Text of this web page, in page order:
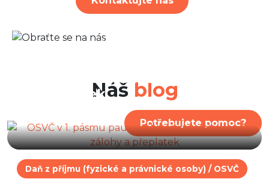
Potřebujete pomoc?
Náš blog
30. červenec 2026
režimu: Nová výše zálohy a
přeplatek
Daň z příjmu (fyzické a právnické osoby) / OSVČ